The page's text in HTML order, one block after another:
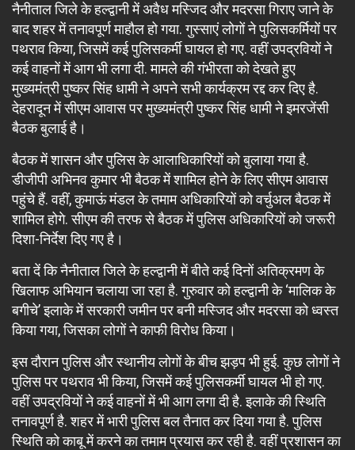
नैनीताल जिले के हल्द्वानी में अवैध मस्जिद और मदरसा गिराए जाने के
बाद शहर में तनावपूर्ण माहौल हो गया. गुस्साएं लोगों ने पुलिसकर्मियों पर
पथराव किया, जिसमें कई पुलिसकर्मी घायल हो गए. वहीं उपद्रवियों ने
कई वाहनों में आग भी लगा दी. मामले की गंभीरता को देखते हुए
मुख्यमंत्री पुष्कर सिंह धामी ने अपने सभी कार्यक्रम रद्द कर दिए है.
देहरादून में सीएम आवास पर मुख्यमंत्री पुष्कर सिंह धामी ने इमरजेंसी
बैठक बुलाई है।
बैठक में शासन और पुलिस के आलाधिकारियों को बुलाया गया है.
डीजीपी अभिनव कुमार भी बैठक में शामिल होने के लिए सीएम आवास
पहुंचे हैं. वहीं, कुमाऊं मंडल के तमाम अधिकारियों को वर्चुअल बैठक में
शामिल होगे. सीएम की तरफ से बैठक में पुलिस अधिकारियों को जरूरी
दिशा-निर्देश दिए गए है।
बता दें कि नैनीताल जिले के हल्द्वानी में बीते कई दिनों अतिक्रमण के
खिलाफ अभियान चलाया जा रहा है. गुरुवार को हल्द्वानी के ‘मालिक के
बगीचे’ इलाके में सरकारी जमीन पर बनी मस्जिद और मदरसा को ध्वस्त
किया गया, जिसका लोगों ने काफी विरोध किया।
इस दौरान पुलिस और स्थानीय लोगों के बीच झड़प भी हुई. कुछ लोगों ने
पुलिस पर पथराव भी किया, जिसमें कई पुलिसकर्मी घायल भी हो गए.
वहीं उपद्रवियों ने कई वाहनों में भी आग लगा दी है. इलाके की स्थिति
तनावपूर्ण है. शहर में भारी पुलिस बल तैनात कर दिया गया है. पुलिस
स्थिति को काबू में करने का तमाम प्रयास कर रही है. वहीं प्रशासन का